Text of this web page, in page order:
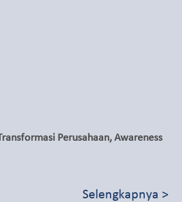
Perusahaan, Awareness
Selengkapnya >